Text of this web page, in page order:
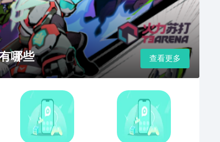
哪些 查看更多